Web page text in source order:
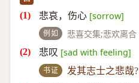
悲哀，伤心 [sorrow]
例如 悲喜交集;悲欢离合
悲叹 [sad with feeling]
书证 发其志士之悲哉?